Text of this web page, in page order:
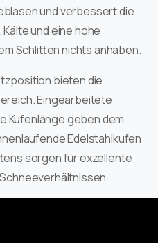
und verbessert die
und eine hohe
Schlitten nichts anhaben.
bieten die
Eingearbeitete
Kufenlänge geben dem
Edelstahlkufen
sorgen für exzellente